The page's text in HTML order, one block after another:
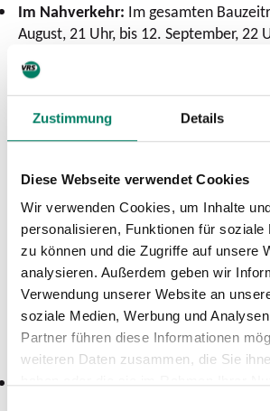
Zustimmung Details
Diese Webseite verwendet Cookies
Wir verwenden Cookies, um Inhalte
personalisieren, Funktionen für soziale
zu können und die Zugriffe auf unsere
analysieren. Außerdem geben wir
Verwendung unserer Website an
soziale Medien, Werbung und
Partner führen diese Informationen
weiteren Daten zusammen, die Sie
Im Nahverkehr: Im gesamten
August, 21 Uhr, bis 12. September, 22
der Linien RE 9 (DB Regio), RB 90 und
12 und S 19 (DB Regio) zwischen Köln
Troisdorf und Siegen Hauptbahnhof
Vom 9. September bis zum 12.
zusätzlich zu Auswirkungen auf die
Die Details des Ersatzkonzepts
Die angepassten Fahrpläne werden
Auskunfts- und Buchungssystemen
über Aushänge an den Bahnsteigen
Außerdem sind sie
unterbahn.de/service/fahrplaene
unterhttps://www.zuginfo.nrw/